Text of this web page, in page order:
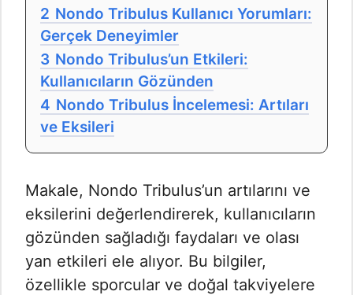
2 Nondo Tribulus Kullanıcı Yorumları:
Gerçek Deneyimler
3 Nondo Tribulus’un Etkileri:
Kullanıcıların Gözünden
4 Nondo Tribulus İncelemesi: Artıları
ve Eksileri
Makale, Nondo Tribulus’un artılarını ve
eksilerini değerlendirerek, kullanıcıların
gözünden sağladığı faydaları ve olası
yan etkileri ele alıyor. Bu bilgiler,
özellikle sporcular ve doğal takviyelere